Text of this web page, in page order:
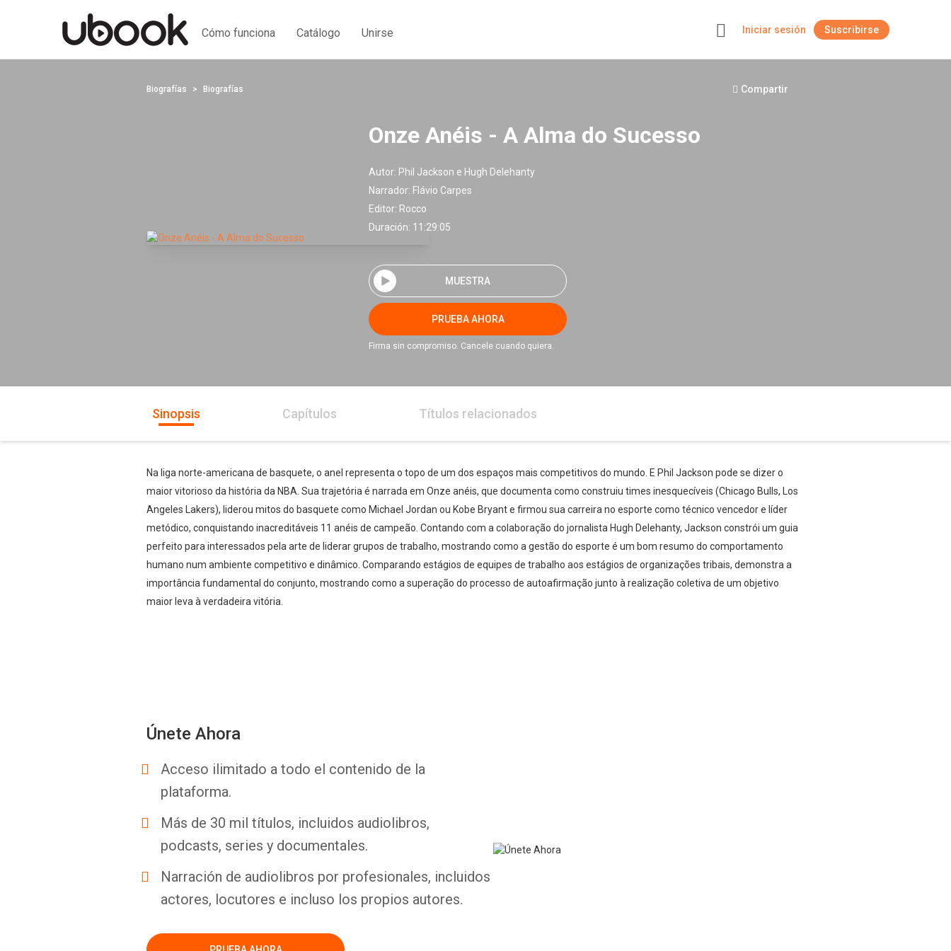
Cómo funciona Catálogo Unirse Iniciar sesión Suscribirse
Biografías Biografías Compartir
Onze Anéis - A Alma do Sucesso
Autor: Phil Jackson e Hugh Delehanty
Narrador: Flávio Carpes
Editor: Rocco
Duración: 11:29:05
MUESTRA
PRUEBA AHORA
Firma sin compromiso. Cancele cuando quiera.
Sinopsis Capítulos Títulos relacionados
Na liga norte-americana de basquete, o anel representa o topo de um dos espaços mais competitivos do mundo. E Phil Jackson pode se dizer o
maior vitorioso da história da NBA. Sua trajetória é narrada em Onze anéis, que documenta como construiu times inesquecíveis (Chicago Bulls, Los
Angeles Lakers), liderou mitos do basquete como Michael Jordan ou Kobe Bryant e firmou sua carreira no esporte como técnico vencedor e líder
metódico, conquistando inacreditáveis 11 anéis de campeão. Contando com a colaboração do jornalista Hugh Delehanty, Jackson constrói um guia
perfeito para interessados pela arte de liderar grupos de trabalho, mostrando como a gestão do esporte é um bom resumo do comportamento
humano num ambiente competitivo e dinâmico. Comparando estágios de equipes de trabalho aos estágios de organizações tribais, demonstra a
importância fundamental do conjunto, mostrando como a superação do processo de autoafirmação junto à realização coletiva de um objetivo
maior leva à verdadeira vitória.
Únete Ahora
Acceso ilimitado a todo el contenido de la
plataforma.
Más de 30 mil títulos, incluidos audiolibros,
podcasts, series y documentales.
Narración de audiolibros por profesionales, incluidos
actores, locutores e incluso los propios autores.